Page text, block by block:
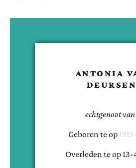
ANTONIA
DEURSEN
echtgenoot van
Geboren teop
Overleden teop 13-